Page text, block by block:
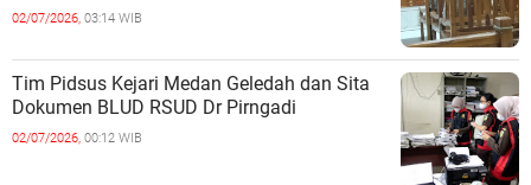
02/07/2026, 03:14 WIB
Tim Pidsus Kejari Medan Geledah dan Sita
Dokumen BLUD RSUD Dr Pirngadi
02/07/2026, 00:12 WIB